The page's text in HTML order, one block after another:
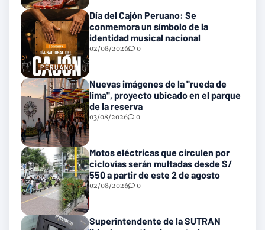
Día del Cajón Peruano: Se
conmemora un símbolo de la
identidad musical nacional
02/08/2026 0
Nuevas imágenes de la "rueda de
lima", proyecto ubicado en el parque
de la reserva
03/08/2026 0
Motos eléctricas que circulen por
ciclovías serán multadas desde S/
550 a partir de este 2 de agosto
02/08/2026 0
Superintendente de la SUTRAN